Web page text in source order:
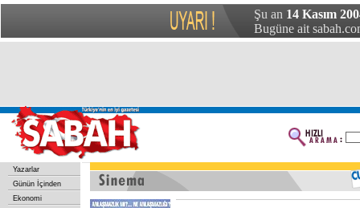
Şu an 14 Kasım
Bugüne ait
Yazarlar
Günün İçinden
Ekonomi